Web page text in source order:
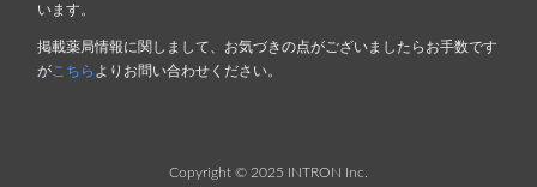
います。
掲載薬局情報に関しまして、お気づきの点がございましたらお手数です
が こちら よりお問い合わせください。
Copyright © 2025 INTRON Inc.